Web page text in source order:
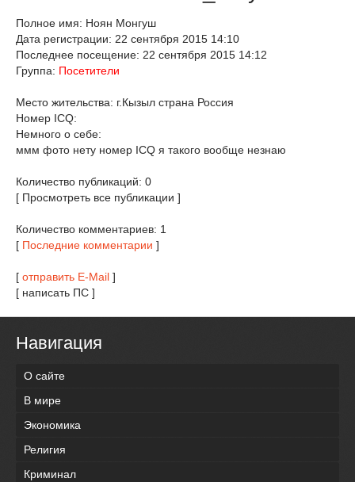
Полное имя: Ноян Монгуш
Дата регистрации: 22 сентября 2015 14:10
Последнее посещение: 22 сентября 2015 14:12
Группа: Посетители
Место жительства: г.Кызыл страна Россия
Номер ICQ:
Немного о себе:
ммм фото нету номер ICQ я такого вообще незнаю
Количество публикаций: 0
[ Просмотреть все публикации ]
Количество комментариев: 1
[ Последние комментарии ]
[ отправить E-Mail ]
[ написать ПС ]
Навигация
О сайте
В мире
Экономика
Религия
Криминал